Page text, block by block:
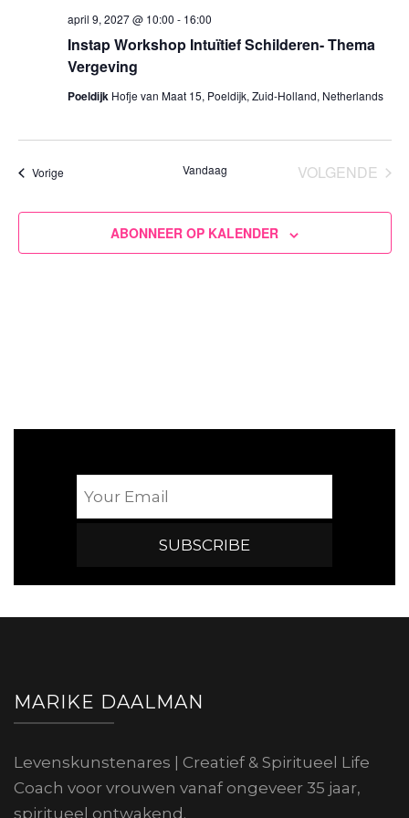
Instap Workshop Intuïtief Schilderen- Thema
Vergeving
april 9, 2027 @ 10:00 - 16:00
Poeldijk Hofje van Maat 15, Poeldijk, Zuid-Holland, Netherlands
VorigeEvenementen Vandaag
VOLGENDE
ABONNEER OP KALENDER
MARIKE DAALMAN
Levenskunstenares | Creatief & Spiritueel Life
Coach voor vrouwen vanaf ongeveer 35 jaar,
spiritueel ontwakend.